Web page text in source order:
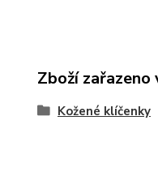
Zboží
Kožené klíčenky